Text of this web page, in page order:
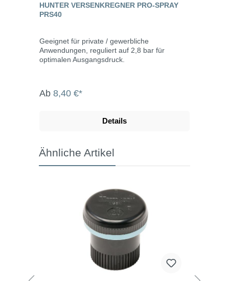
HUNTER VERSENKREGNER PRO-SPRAY
PRS40
Geeignet für private / gewerbliche
Anwendungen, reguliert auf 2,8 bar für
optimalen Ausgangsdruck.
Ab 8,40 €*
Details
Ähnliche Artikel